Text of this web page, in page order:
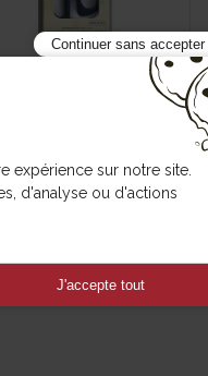
Clover pour patch
Continuer sans accepter
expérience sur notre site.
d'analyse ou d'actions
J'accepte tout